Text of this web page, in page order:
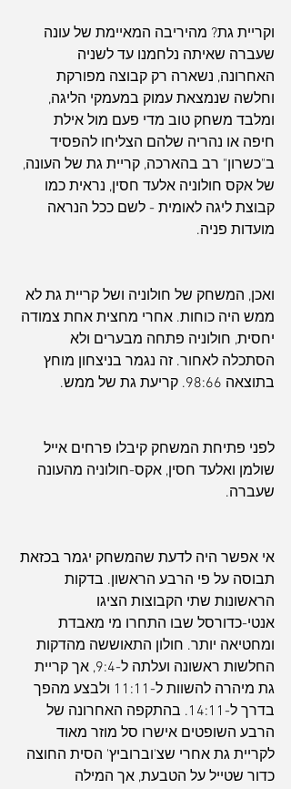
וקריית גת? מהיריבה המאיימת של עונה
שעברה שאיתה נלחמנו עד לשניה
האחרונה, נשארה רק קבוצה מפורקת
וחלשה שנמצאת עמוק במעמקי הליגה,
ומלבד משחק טוב מדי פעם מול אילת
חיפה או נהריה שלהם הצליחו להפסיד
ב"כשרון" רב בהארכה, קריית גת של העונה,
של אקס חולוניה אלעד חסין, נראית כמו
קבוצת ליגה לאומית - לשם ככל הנראה
מועדות פניה.
ואכן, המשחק של חולוניה ושל קריית גת לא
ממש היה כוחות. אחרי מחצית אחת צמודה
יחסית, חולוניה פתחה מבערים ולא
הסתכלה לאחור. זה נגמר בניצחון מוחץ
בתוצאה 98:66. קריעת גת של ממש.
לפני פתיחת המשחק קיבלו פרחים אייל
שולמן ואלעד חסין, אקס-חולוניה מהעונה
שעברה.
אי אפשר היה לדעת שהמשחק יגמר בכזאת
תבוסה על פי הרבע הראשון. בדקות
הראשונות שתי הקבוצות הציגו
אנטי-כדורסל שבו התחרו מי מאבדת
ומחטיאה יותר. חולון התאוששה מהדקות
החלשות ראשונה ועלתה ל-9:4, אך קריית
גת מיהרה להשוות ל-11:11 ולבצע מהפך
בדרך ל-14:11. בהתקפה האחרונה של
הרבע השופטים אישרו סל מוזר מאוד
לקריית גת אחרי שצ'וברוביץ' הסית החוצה
כדור שטייל על הטבעת, אך המילה